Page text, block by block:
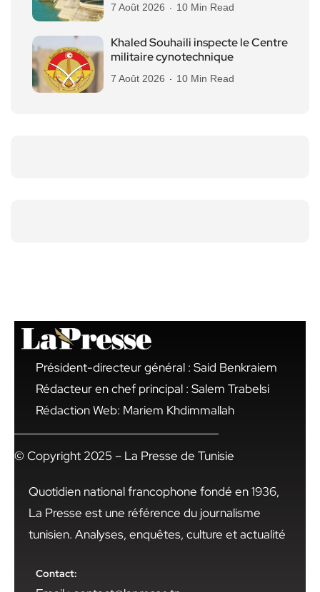
7 Août 2026 10 Min Read
Khaled Souhaili inspecte le Centre
militaire cynotechnique
7 Août 2026 10 Min Read
Président-directeur général : Said Benkraiem
Rédacteur en chef principal : Salem Trabelsi
Rédaction Web: Mariem Khdimmallah
© Copyright 2025 – La Presse de Tunisie
Quotidien national francophone fondé en 1936,
La Presse est une référence du journalisme
tunisien. Analyses, enquêtes, culture et actualité
Contact: